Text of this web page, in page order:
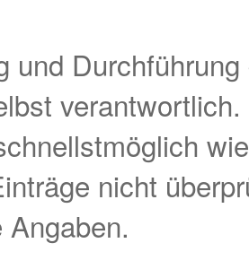
und
nicht